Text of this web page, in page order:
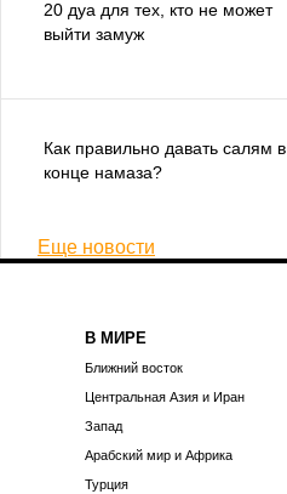
20 дуа для тех, кто не может
выйти замуж
Как правильно давать салям в
конце намаза?
Еще новости
В МИРЕ
Ближний восток
Центральная Азия и Иран
Запад
Арабский мир и Африка
Турция